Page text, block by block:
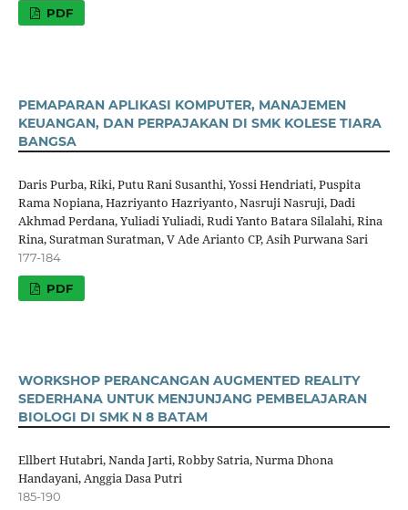
PDF
PEMAPARAN APLIKASI KOMPUTER, MANAJEMEN
KEUANGAN, DAN PERPAJAKAN DI SMK KOLESE TIARA
BANGSA
Daris Purba, Riki, Putu Rani Susanthi, Yossi Hendriati, Puspita
Rama Nopiana, Hazriyanto Hazriyanto, Nasruji Nasruji, Dadi
Akhmad Perdana, Yuliadi Yuliadi, Rudi Yanto Batara Silalahi, Rina
Rina, Suratman Suratman, V Ade Arianto CP, Asih Purwana Sari
177-184
PDF
WORKSHOP PERANCANGAN AUGMENTED REALITY
SEDERHANA UNTUK MENJUNJANG PEMBELAJARAN
BIOLOGI DI SMK N 8 BATAM
Ellbert Hutabri, Nanda Jarti, Robby Satria, Nurma Dhona
Handayani, Anggia Dasa Putri
185-190